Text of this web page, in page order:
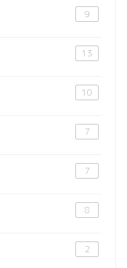
9
13
10
7
7
8
2